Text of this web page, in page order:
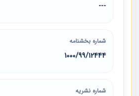
---
شماره بخشنامه
1000/99/12444
شماره نشریه